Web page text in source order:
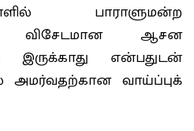
பாராளுமன்ற
விசேடமான ஆசன
இருக்காது என்பதுடன்
அமர்வதற்கான வாய்ப்புக்